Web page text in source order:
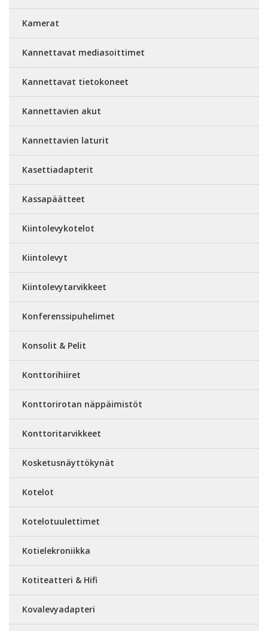
Kamerat
Kannettavat mediasoittimet
Kannettavat tietokoneet
Kannettavien akut
Kannettavien laturit
Kasettiadapterit
Kassapäätteet
Kiintolevykotelot
Kiintolevyt
Kiintolevytarvikkeet
Konferenssipuhelimet
Konsolit & Pelit
Konttorihiiret
Konttorirotan näppäimistöt
Konttoritarvikkeet
Kosketusnäyttökynät
Kotelot
Kotelotuulettimet
Kotielekroniikka
Kotiteatteri & Hifi
Kovalevyadapteri